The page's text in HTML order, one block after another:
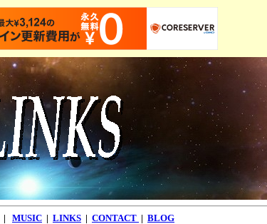
| MUSIC | LINKS | CONTACT | BLOG